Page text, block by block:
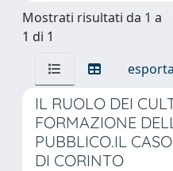
Mostrati risultati da 1 a
1 di 1
IL RUOLO DEI
FORMAZIONE
PUBBLICO.IL
DI CORINTO